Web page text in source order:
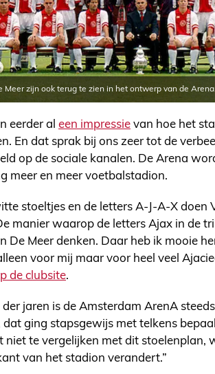
Meer zijn ook terug te zien in het ontwerp van de
eerder al een impressie van hoe het
En dat sprak bij ons zeer tot de
op de sociale kanalen. De Arena
meer en meer voetbalstadion.
stoeltjes en de letters A-J-A-X doen
manier waarop de letters Ajax in de
De Meer denken. Daar heb ik mooie
voor mij maar voor heel veel
de clubsite.
der jaren is de Amsterdam ArenA
ging stapsgewijs met telkens
niet te vergelijken met dit stoelenplan,
van het stadion verandert.”